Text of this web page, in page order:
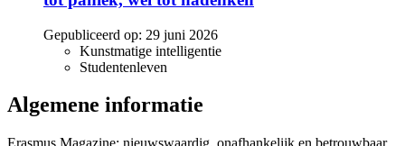
Gepubliceerd op: 29 juni 2026
Kunstmatige intelligentie
Studentenleven
Algemene informatie